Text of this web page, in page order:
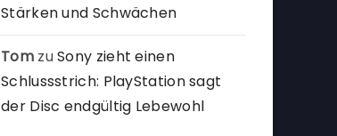
Stärken und Schwächen
TomzuSony zieht einen
Schlussstrich: PlayStation sagt
der Disc endgültig Lebewohl